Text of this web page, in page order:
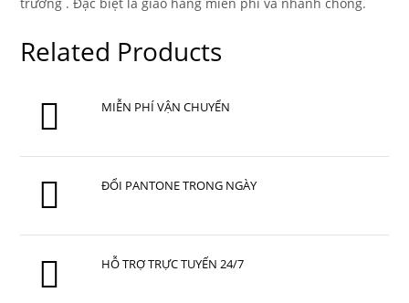
Related Products
MIỄN PHÍ VẬN CHUYỂN
ĐỔI PANTONE TRONG NGÀY
HỖ TRỢ TRỰC TUYẾN 24/7